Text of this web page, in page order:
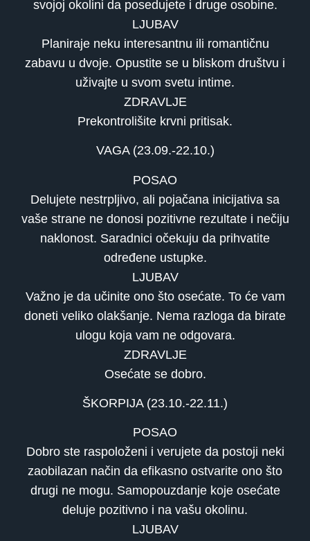
svojoj okolini da posedujete i druge osobine.
LJUBAV
Planiraje neku interesantnu ili romantičnu
zabavu u dvoje. Opustite se u bliskom društvu i
uživajte u svom svetu intime.
ZDRAVLJE
Prekontrolišite krvni pritisak.
VAGA (23.09.-22.10.)
POSAO
Delujete nestrpljivo, ali pojačana inicijativa sa
vaše strane ne donosi pozitivne rezultate i nečiju
naklonost. Saradnici očekuju da prihvatite
određene ustupke.
LJUBAV
Važno je da učinite ono što osećate. To će vam
doneti veliko olakšanje. Nema razloga da birate
ulogu koja vam ne odgovara.
ZDRAVLJE
Osećate se dobro.
ŠKORPIJA (23.10.-22.11.)
POSAO
Dobro ste raspoloženi i verujete da postoji neki
zaobilazan način da efikasno ostvarite ono što
drugi ne mogu. Samopouzdanje koje osećate
deluje pozitivno i na vašu okolinu.
LJUBAV